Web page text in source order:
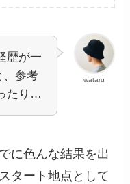
wataru
歴が一
、参考
たり…
に色んな結果を出
タート地点として